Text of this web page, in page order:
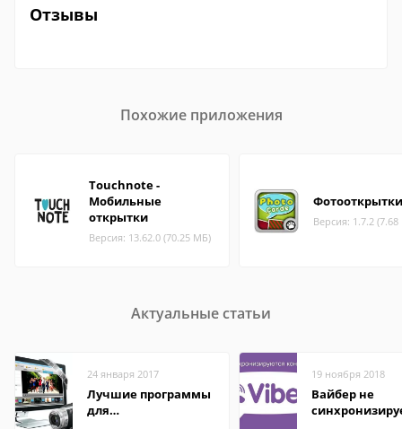
Отзывы
Похожие приложения
Touchnote -
Мобильные
открытки
Версия: 13.62.0 (70.25 МБ)
Фотооткрытки
Версия: 1.7.2
Актуальные статьи
24 января 2017
Лучшие программы
для
19 ноября 2018
Вайбер не